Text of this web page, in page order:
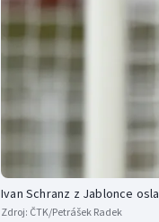
Ivan Schranz z Jablonce
Zdroj: ČTK/Petrášek Radek